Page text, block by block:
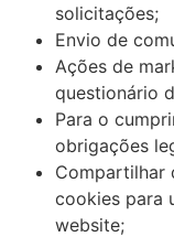
solicitações;
Envio de
Ações de
questionário
Para o
obrigações
Compartilhar
cookies para
website;